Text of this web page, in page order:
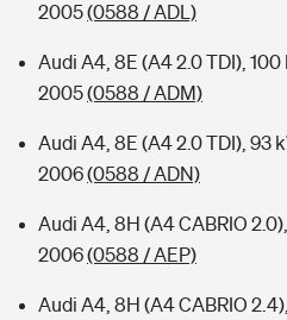
2005(0588 / ADL)
Audi A4, 8E (A4 2.0 TDI),
2005(0588 / ADM)
Audi A4, 8E (A4 2.0 TDI), 93
2006(0588 / ADN)
Audi A4, 8H (A4 CABRIO
2006(0588 / AEP)
Audi A4, 8H (A4 CABRIO